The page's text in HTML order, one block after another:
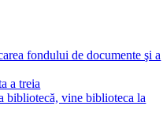
fondului de documente şi a
a treia
bibliotecă, vine biblioteca la